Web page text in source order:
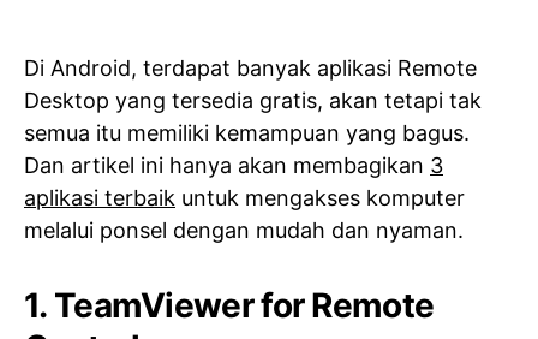
Di Android, terdapat banyak aplikasi Remote
Desktop yang tersedia gratis, akan tetapi tak
semua itu memiliki kemampuan yang bagus.
Dan artikel ini hanya akan membagikan 3
aplikasi terbaik untuk mengakses komputer
melalui ponsel dengan mudah dan nyaman.
1. TeamViewer for Remote